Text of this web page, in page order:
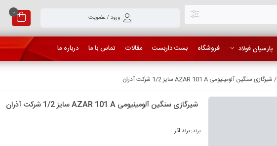
ورود / عضویت
0
پارسیان فولاد فروشگاه بست داربست مقالات تماس با ما درباره ما
/ شیرگازی سنگین آلومینیومی AZAR 101 A سایز 1/2 شرکت آذران
شیرگازی سنگین آلومینیومی AZAR 101 A سایز 1/2 شرکت آذران
برند:برند آذر